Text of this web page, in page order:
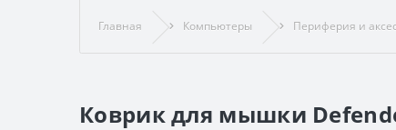
Главная Компьютеры Периферия и
Коврик для мышки